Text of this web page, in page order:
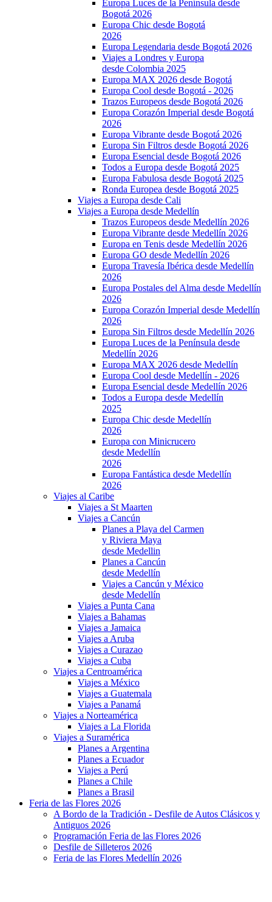
Europa Luces de la Península desde
Bogotá 2026
Europa Chic desde Bogotá
2026
Europa Legendaria desde Bogotá 2026
Viajes a Londres y Europa
desde Colombia 2025
Europa MAX 2026 desde Bogotá
Europa Cool desde Bogotá - 2026
Trazos Europeos desde Bogotá 2026
Europa Corazón Imperial desde Bogotá
2026
Europa Vibrante desde Bogotá 2026
Europa Sin Filtros desde Bogotá 2026
Europa Esencial desde Bogotá 2026
Todos a Europa desde Bogotá 2025
Europa Fabulosa desde Bogotá 2025
Ronda Europea desde Bogotá 2025
Viajes a Europa desde Cali
Viajes a Europa desde Medellín
Trazos Europeos desde Medellín 2026
Europa Vibrante desde Medellín 2026
Europa en Tenis desde Medellín 2026
Europa GO desde Medellín 2026
Europa Travesía Ibérica desde Medellín
2026
Europa Postales del Alma desde Medellín
2026
Europa Corazón Imperial desde Medellín
2026
Europa Sin Filtros desde Medellín 2026
Europa Luces de la Península desde
Medellín 2026
Europa MAX 2026 desde Medellín
Europa Cool desde Medellín - 2026
Europa Esencial desde Medellín 2026
Todos a Europa desde Medellín
2025
Europa Chic desde Medellín
2026
Europa con Minicrucero
desde Medellín
2026
Europa Fantástica desde Medellín
2026
Viajes al Caribe
Viajes a St Maarten
Viajes a Cancún
Planes a Playa del Carmen
y Riviera Maya
desde Medellin
Planes a Cancún
desde Medellín
Viajes a Cancún y México
desde Medellín
Viajes a Punta Cana
Viajes a Bahamas
Viajes a Jamaica
Viajes a Aruba
Viajes a Curazao
Viajes a Cuba
Viajes a Centroamérica
Viajes a México
Viajes a Guatemala
Viajes a Panamá
Viajes a Norteamérica
Viajes a La Florida
Viajes a Suramérica
Planes a Argentina
Planes a Ecuador
Viajes a Perú
Planes a Chile
Planes a Brasil
Feria de las Flores 2026
A Bordo de la Tradición - Desfile de Autos Clásicos y
Antiguos 2026
Programación Feria de las Flores 2026
Desfile de Silleteros 2026
Feria de las Flores Medellín 2026